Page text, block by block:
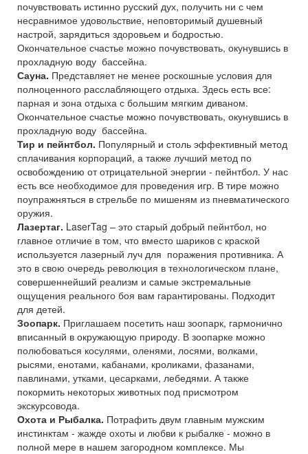
почувствовать истинно русский дух, получить ни с чем
несравнимое удовольствие, неповторимый душевный
настрой, зарядиться здоровьем и бодростью.
Окончательное счастье можно почувствовать, окунувшись в
прохладную воду бассейна.
Сауна. Представляет не менее роскошные условия для
полноценного расслабляющего отдыха. Здесь есть все:
парная и зона отдыха с большим мягким диваном.
Окончательное счастье можно почувствовать, окунувшись в
прохладную воду бассейна.
Тир и пейнтбол. Популярный и столь эффективный метод
сплачивания корпораций, а также лучший метод по
освобождению от отрицательной энергии - пейнтбол. У нас
есть все необходимое для проведения игр. В тире можно
поупражняться в стрельбе по мишеням из пневматического
оружия.
Лазертаг. LaserTag – это старый добрый пейнтбол, но
главное отличие в том, что вместо шариков с краской
используется лазерный луч для поражения противника. А
это в свою очередь революция в технологическом плане,
совершеннейший реализм и самые экстремальные
ощущения реального боя вам гарантированы. Подходит
для детей.
Зоопарк. Приглашаем посетить наш зоопарк, гармонично
вписанный в окружающую природу. В зоопарке можно
полюбоваться косулями, оленями, лосями, волками,
рысями, енотами, кабанами, кроликами, фазанами,
павлинами, утками, цесарками, лебедями. А также
покормить некоторых животных под присмотром
экскурсовода.
Охота и Рыбалка. Потрафить двум главным мужским
инстинктам - жажде охоты и любви к рыбалке - можно в
полной мере в нашем загородном комплексе. Мы